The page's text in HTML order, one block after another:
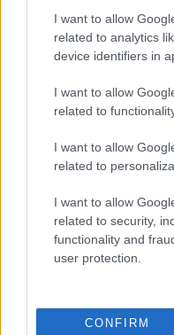
I want to allow
related to analytics
device identifiers in
I want to allow
related to
I want to allow
related to
I want to allow
related to security,
functionality and
user protection.
CONFIRM
¿Quién es Chad
durante la serie
La biografía de Chad
GENTE